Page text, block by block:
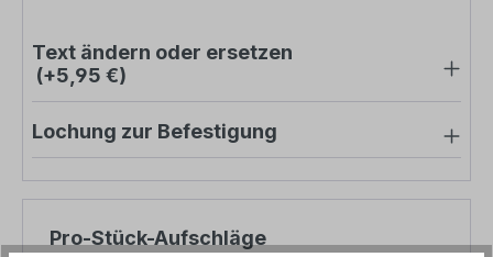
Text ändern oder ersetzen
(+5,95 €)
Lochung zur Befestigung
Pro-Stück-Aufschläge